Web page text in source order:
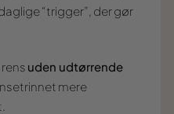
“trigger”, der gør
uden udtørrende
mere